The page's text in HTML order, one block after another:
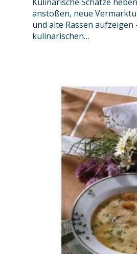
anstoßen, neue
und alte Rassen aufzeigen
kulinarischen…